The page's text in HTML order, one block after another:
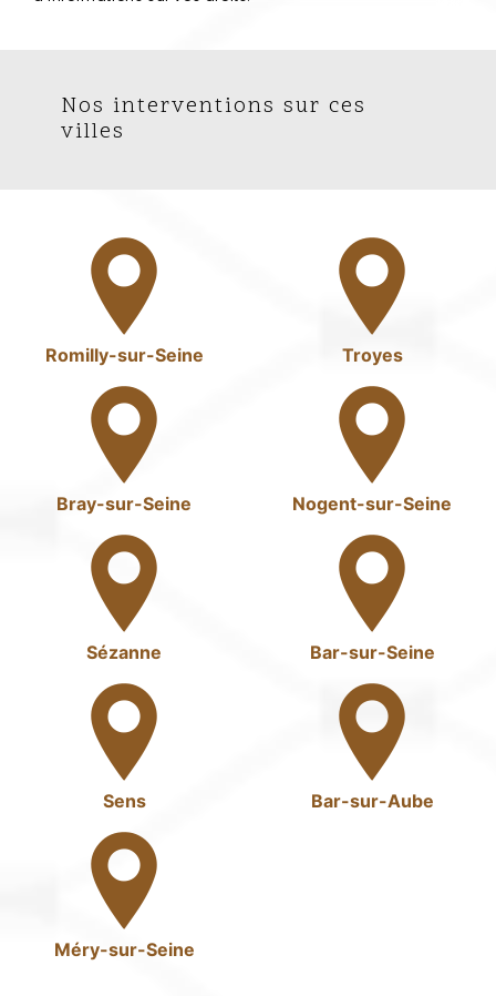
Nos interventions sur ces
villes
Romilly-sur-Seine Troyes
Bray-sur-Seine Nogent-sur-Seine
Sézanne Bar-sur-Seine
Sens Bar-sur-Aube
Méry-sur-Seine